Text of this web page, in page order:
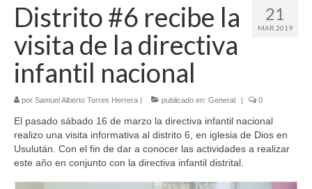
Biblioteca ES
Contáctenos
21
MAR 2019
Distrito #6 recibe la
visita de la directiva
infantil nacional
por Samuel Alberto Torres Herrera | publicado en: General | 0
El pasado sábado 16 de marzo la directiva infantil nacional
realizo una visita informativa al distrito 6, en iglesia de Dios en
Usulután. Con el fin de dar a conocer las actividades a realizar
este año en conjunto con la directiva infantil distrital.